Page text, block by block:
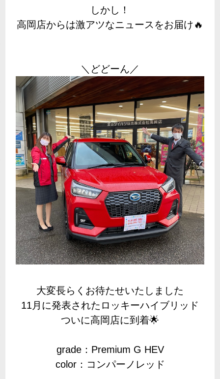
しかし！
高岡店からは激アツなニュースをお届け🔥
＼どどーん／
大変長らくお待たせいたしました
11月に発表されたロッキーハイブリッド
ついに高岡店に到着🌟
grade：Premium G HEV
color：コンパーノレッド